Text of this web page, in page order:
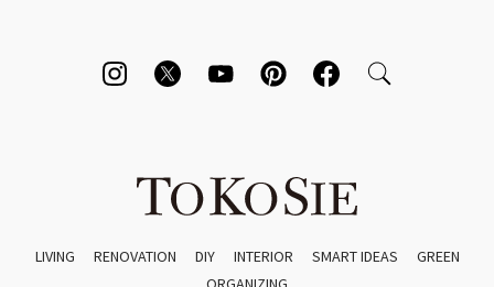
LIVING RENOVATION DIY INTERIOR SMART IDEAS
GREEN